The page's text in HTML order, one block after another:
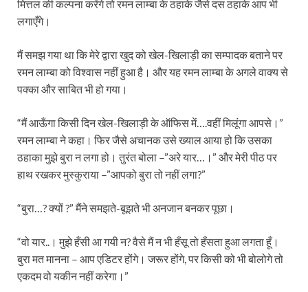
मित्तल की कल्पना करेंगे तो रमन लाम्बा के ठहाके जैसे दस ठहाके आप भी
लगाएँगे।
मैं समझ गया था कि मेरे द्वारा खुद को खेल-खिलाड़ी का सम्पादक बताने पर
रमन लाम्बा को विश्वास नहीं हुआ है। और यह रमन लाम्बा के अगले वाक्य से
पक्का और साबित भी हो गया।
“मैं आऊँगा किसी दिन खेल-खिलाड़ी के ऑफिस में….वहीं मिलूंगा आपसे।”
रमन लाम्बा ने कहा। फिर जैसे अचानक उसे ख्याल आया हो कि उसका
ठहाका मुझे बुरा न लगा हो। तुरंत बोला –”अरे यार…।” और मेरी पीठ पर
हाथ रखकर मुस्कुराया –”आपको बुरा तो नहीं लगा?”
“बुरा…? क्यों ?” मैंने समझते-बूझते भी अनजान बनकर पूछा।
“वो यार..। मुझे हँसी आ गयी न? वैसे मैं न भी हँसू तो हँसता हुआ लगता हूँ।
बुरा मत मानना – आप एडिटर होंगे। जरूर होंगे, पर किसी को भी बोलोगे तो
एकदम वो यकीन नहीं करेगा।”